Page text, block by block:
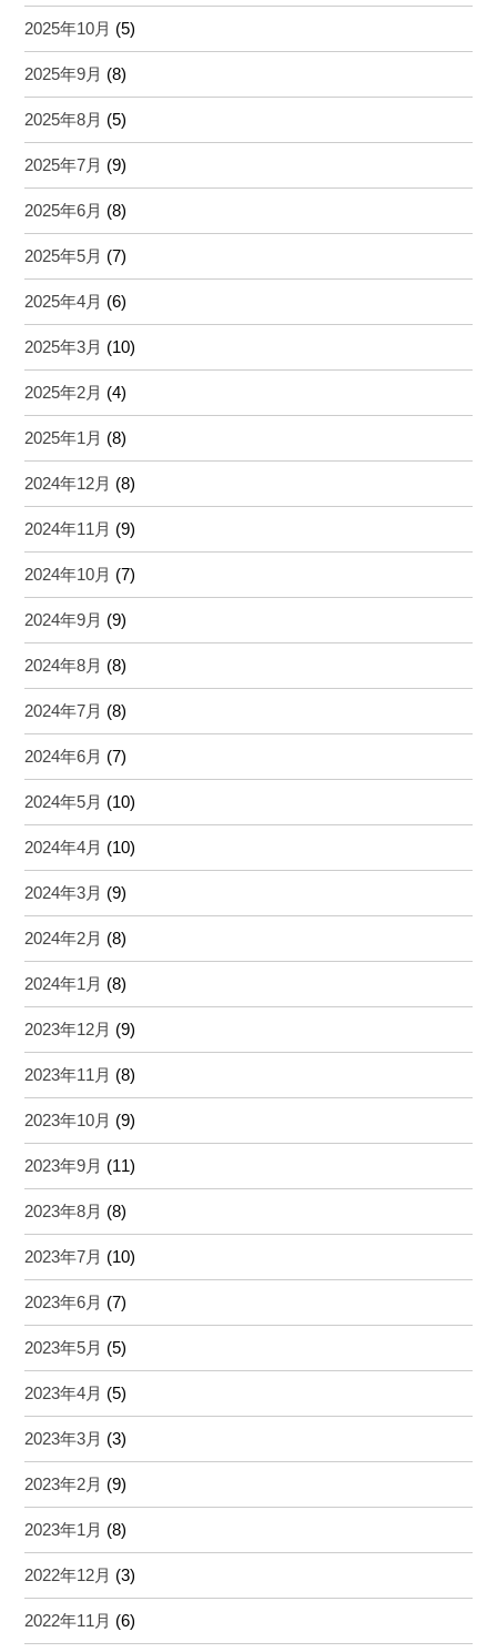
2025年10月 (5)
2025年9月 (8)
2025年8月 (5)
2025年7月 (9)
2025年6月 (8)
2025年5月 (7)
2025年4月 (6)
2025年3月 (10)
2025年2月 (4)
2025年1月 (8)
2024年12月 (8)
2024年11月 (9)
2024年10月 (7)
2024年9月 (9)
2024年8月 (8)
2024年7月 (8)
2024年6月 (7)
2024年5月 (10)
2024年4月 (10)
2024年3月 (9)
2024年2月 (8)
2024年1月 (8)
2023年12月 (9)
2023年11月 (8)
2023年10月 (9)
2023年9月 (11)
2023年8月 (8)
2023年7月 (10)
2023年6月 (7)
2023年5月 (5)
2023年4月 (5)
2023年3月 (3)
2023年2月 (9)
2023年1月 (8)
2022年12月 (3)
2022年11月 (6)